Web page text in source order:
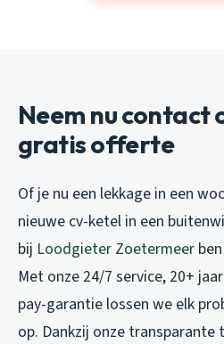
Neem nu contact
gratis offerte
Of je nu een lekkage in een
nieuwe cv-ketel in een
bij Loodgieter Zoetermeer
Met onze 24/7 service, 20+
pay-garantie lossen we elk
op. Dankzij onze transparante